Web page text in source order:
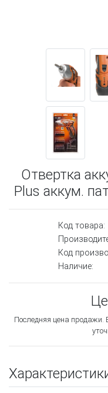
Отвертка
Plus аккум.
Код товара:
Код
Наличие:
Последняя цена